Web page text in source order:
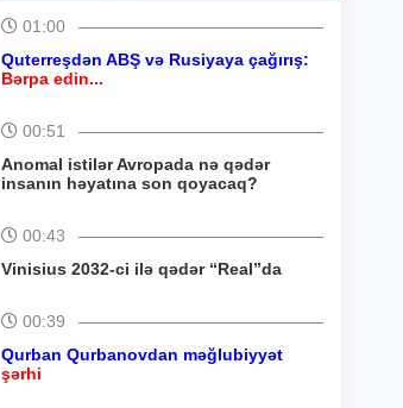
01:00
Quterreşdən ABŞ və Rusiyaya çağırış:
Bərpa edin...
00:51
Anomal istilər Avropada nə qədər
insanın həyatına son qoyacaq?
00:43
Vinisius 2032-ci ilə qədər “Real”da
00:39
Qurban Qurbanovdan məğlubiyyət
şərhi